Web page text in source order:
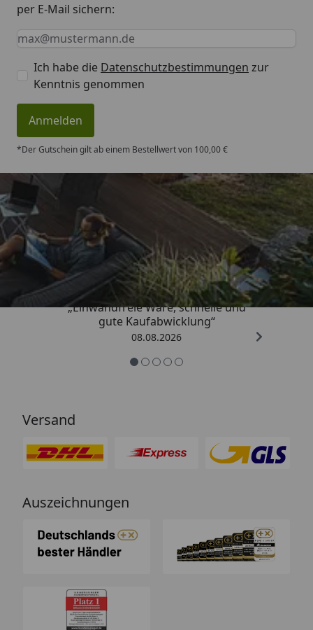
per E-Mail sichern:
Keine Eingabe erforderlich
Eingabe erforderlich
E-Mail *
Ich habe die Datenschutzbestimmungen zur
Kenntnis genommen
Anmelden
*Der Gutschein gilt ab einem Bestellwert von 100,00 €
Trusted Shops
4,83/ 5
„Einwandfreie Ware, schnelle und
gute Kaufabwicklung“
08.08.2026
Versand
Auszeichnungen